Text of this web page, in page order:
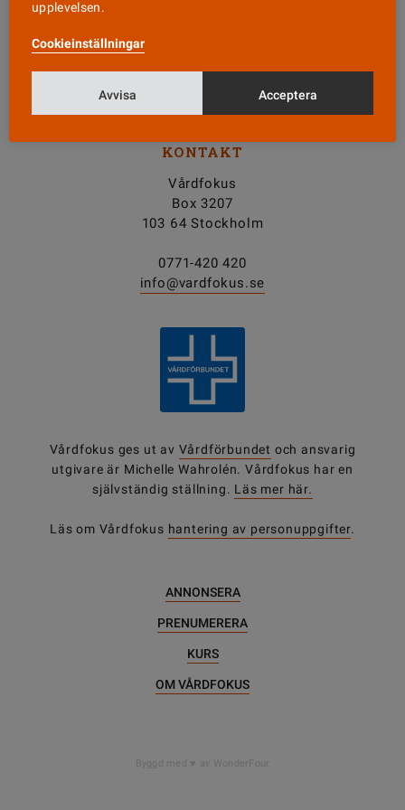
Tipsa oss!
KONTAKT
Vårdfokus
Box 3207
103 64 Stockholm
0771-420 420
info@vardfokus.se
Vårdfokus ges ut av Vårdförbundet och ansvarig
utgivare är Michelle Wahrolén. Vårdfokus har en
självständig ställning. Läs mer här.
Läs om Vårdfokus hantering av personuppgifter.
ANNONSERA
PRENUMERERA
KURS
OM VÅRDFOKUS
Byggd med av WonderFour
upplevelsen.
Cookieinställningar
Avvisa Acceptera